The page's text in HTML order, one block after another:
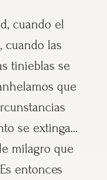
cuando el
cuando las
tinieblas se
que
se extinga…
milagro que
entonces